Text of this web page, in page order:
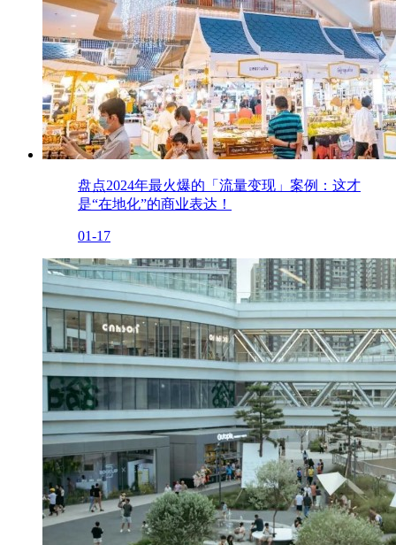
盘点2024年最火爆的「流量变现」案例：这才
是“在地化”的商业表达！
01-17